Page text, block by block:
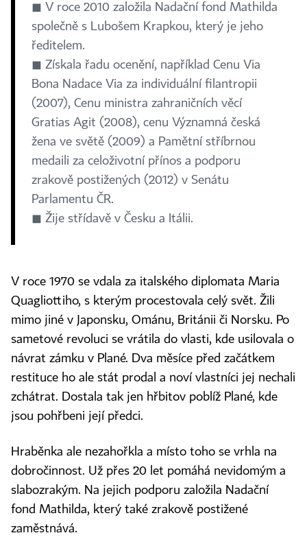
◼ V roce 2010 založila Nadační fond Mathilda
společně s Lubošem Krapkou, který je jeho
ředitelem.
◼ Získala řadu ocenění, například Cenu Via
Bona Nadace Via za individuální filantropii
(2007), Cenu ministra zahraničních věcí
Gratias Agit (2008), cenu Významná česká
žena ve světě (2009) a Pamětní stříbrnou
medaili za celoživotní přínos a podporu
zrakově postižených (2012) v Senátu
Parlamentu ČR.
◼ Žije střídavě v Česku a Itálii.
V roce 1970 se vdala za italského diplomata Maria
Quagliottiho, s kterým procestovala celý svět. Žili
mimo jiné v Japonsku, Ománu, Británii či Norsku. Po
sametové revoluci se vrátila do vlasti, kde usilovala o
návrat zámku v Plané. Dva měsíce před začátkem
restituce ho ale stát prodal a noví vlastníci jej nechali
zchátrat. Dostala tak jen hřbitov poblíž Plané, kde
jsou pohřbeni její předci.
Hraběnka ale nezahořkla a místo toho se vrhla na
dobročinnost. Už přes 20 let pomáhá nevidomým a
slabozrakým. Na jejich podporu založila Nadační
fond Mathilda, který také zrakově postižené
zaměstnává.